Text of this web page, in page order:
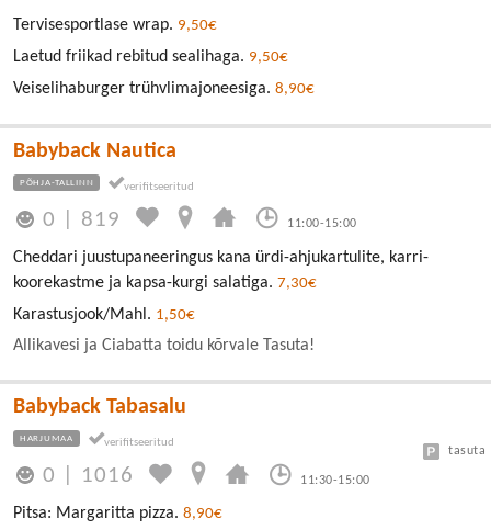
Tervisesportlase wrap. 9,50€
Laetud friikad rebitud sealihaga. 9,50€
Veiselihaburger trühvlimajoneesiga. 8,90€
Babyback Nautica
PÕHJA-TALLINN
0 819 11:00-15:00
Cheddari juustupaneeringus kana ürdi-ahjukartulite, karri-
koorekastme ja kapsa-kurgi salatiga. 7,30€
Karastusjook/Mahl. 1,50€
Allikavesi ja Ciabatta toidu kõrvale Tasuta!
Babyback Tabasalu
HARJUMAA
0 1016 11:30-15:00
tasuta
Pitsa: Margaritta pizza. 8,90€